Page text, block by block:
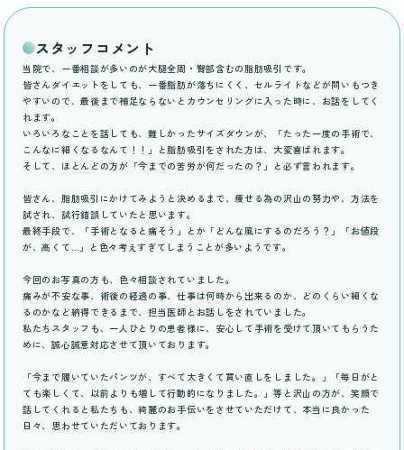
スタッフコメント
当院で、一番相談が多いのが大腿全周・臀部含むの脂肪吸引です。
皆さんダイエットをしても、一番脂肪が落ちにくく、セルライトなどが問いもつき
やすいので、最後まで補足ならないとカウンセリングに入った時に、お話をしてく
れます。
いろいろなことを話しても、難しかったサイズダウンが、「たった一度の手術で、
こんなに細くなるなんて！！」と脂肪吸引をされた方は、大変喜ばれます。
そして、ほとんどの方が「今までの苦労が何だったの？」と必ず言われます。
皆さん、脂肪吸引にかけてみようと決めるまで、痩せる為の沢山の努力や、方法を
試され、試行錯誤していたと思います。
最終手段で、「手術となると痛そう」とか「どんな風にするのだろう？」「お値段
が、高くて…」と色々考えすぎてしまうことが多いようです。
今回のお写真の方も、色々相談されていました。
痛みが不安な事、術後の経過の事、仕事は何時から出来るのか、どのくらい細くな
るのかなど納得できるまで、担当医師とお話しをされていました。
私たちスタッフも、一人ひとりの患者様に、安心して手術を受けて頂いてもらうた
めに、誠心誠意対応させて頂いております。
「今まで履いていたパンツが、すべて大きくて買い直しをしました。」「毎日がと
ても楽しくて、以前よりも増して行動的になりました。」等と沢山の方が、笑顔で
話してくれると私たちも、綺麗のお手伝いをさせていただけて、本当に良かった
日々、思わせていただいております。